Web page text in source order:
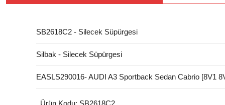
SB2618C2 - Silecek Süpürgesi
Silbak - Silecek Süpürgesi
EASLS290016- AUDI A3 Sportback Sedan Cabrio [8V1
Ürün Kodu: SB2618C2